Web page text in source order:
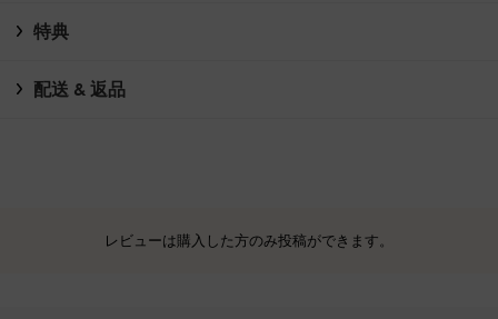
特典
配送 & 返品
レビューは購入した方のみ投稿ができます。